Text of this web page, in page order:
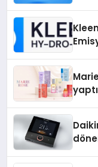
yaptı